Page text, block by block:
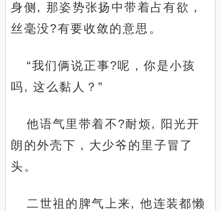
身侧, 那姿势张扬中带着占有欲，
丝毫没?有要收敛的意思。
“我们俩说正事?呢，你是小孩
吗, 这么黏人？”
他语气里带着不?耐烦, 阳光开
朗的外壳下，大少爷的里子冒了
头。
二世祖的脾气上来, 他连装都懒